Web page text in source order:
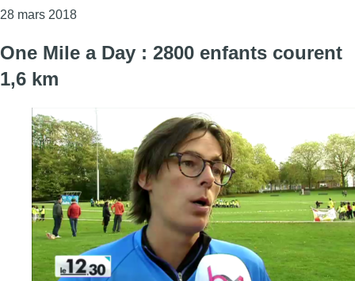
28 mars 2018Consulter l'article "Special Olympics Belgium
One Mile a Day : 2800 enfants courent
1,6 km